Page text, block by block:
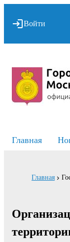
Войти
Главная
Главная